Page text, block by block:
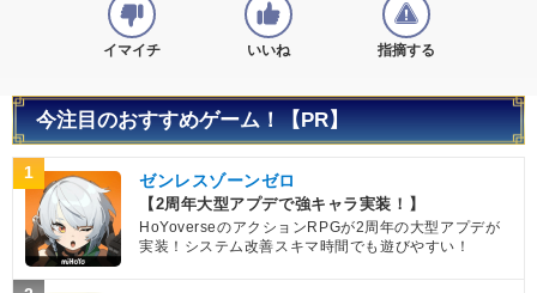
イマイチ いいね 指摘する
今注目のおすすめゲーム！【PR】
1 ゼンレスゾーンゼロ
【2周年大型アプデで強キャラ実装！】
HoYoverseのアクションRPGが2周年の大型アプデが
実装！システム改善スキマ時間でも遊びやすい！